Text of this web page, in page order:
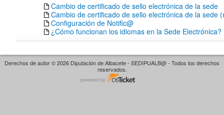
Cambio de certificado de sello electrónica de la sede
Cambio de certificado de sello electrónica de la sede
Configuración de Notific@
¿Cómo funcionan los idiomas en la Sede Electrónica?
Derechos de autor © 2026 Diputación de Albacete - SEDIPUALB@ - Todos los derechos
reservados.